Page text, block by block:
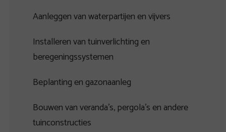
Aanleggen van waterpartijen en vijvers
Installeren van tuinverlichting en
beregeningssystemen
Beplanting en gazonaanleg
Bouwen van veranda’s, pergola’s en andere
tuinconstructies